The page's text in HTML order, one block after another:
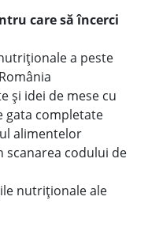
care să încerci
a peste
și idei de mese cu
completate
alimentelor
scanarea codului de
nutriționale ale